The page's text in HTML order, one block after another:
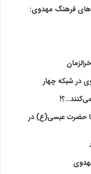
فرهنگ مهدوی:‌
در شبکه چهار
حضرت عیسی(ع) در